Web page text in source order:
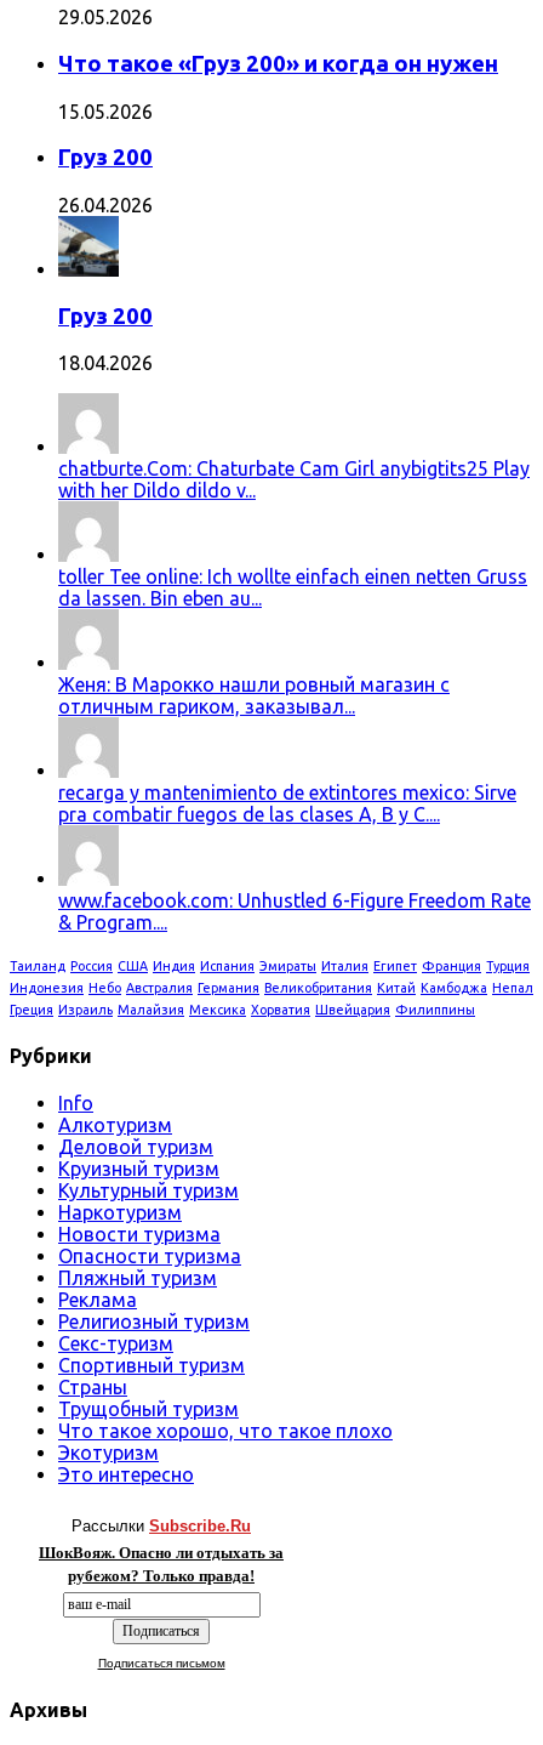
29.05.2026
Что такое «Груз 200» и когда он нужен
15.05.2026
Груз 200
26.04.2026
Груз 200
18.04.2026
chatburte.Com: Chaturbate Cam Girl anybigtits25 Play
with her Dildo dildo v...
toller Tee online: Ich wollte einfach einen netten Gruss
da lassen. Bin eben au...
Женя: В Марокко нашли ровный магазин с
отличным гариком, заказывал...
recarga y mantenimiento de extintores mexico: Sirve
pra combatir fuegos de las clases A, B y C....
www.facebook.com: Unhustled 6-Figure Freedom Rate
& Program....
Таиланд Россия США Индия Испания Эмираты Италия Египет Франция Турция
Индонезия Небо Австралия Германия Великобритания Китай Камбоджа Непал
Греция Израиль Малайзия Мексика Хорватия Швейцария Филиппины
Рубрики
Info
Алкотуризм
Деловой туризм
Круизный туризм
Культурный туризм
Наркотуризм
Новости туризма
Опасности туризма
Пляжный туризм
Реклама
Религиозный туризм
Секс-туризм
Спортивный туризм
Страны
Трущобный туризм
Что такое хорошо, что такое плохо
Экотуризм
Это интересно
Рассылки Subscribe.Ru
ШокВояж. Опасно ли отдыхать за
рубежом? Только правда!
Подписаться письмом
Архивы